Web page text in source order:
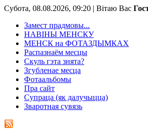
Субота, 08.08.2026, 09:20 | Вітаю Вас
Замест прадмовы...
НАВІНЫ МЕНСКУ
МЕНСК на ФОТАЗДЫМКАХ
Распазнаём месцы
Скуль гэта знята?
Згубленае месца
Фотаальбомы
Пра сайт
Супраца (як далучыцца)
Зваротная сувязь